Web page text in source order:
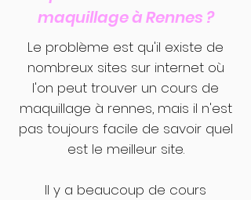
maquillage à Rennes ?
Le problème est qu'il existe de
nombreux sites sur internet où
l'on peut trouver un cours de
maquillage à rennes, mais il n'est
pas toujours facile de savoir quel
est le meilleur site.
Il y a beaucoup de cours